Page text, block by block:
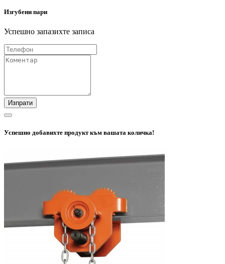
Изгубени пари
Успешно запазихте записа
Изпрати
Успешно добавихте продукт към вашата количка!